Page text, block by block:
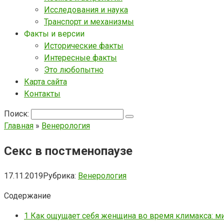
Исследования и наука
Транспорт и механизмы
Факты и версии
Исторические факты
Интересные факты
Это любопытно
Карта сайта
Контакты
Поиск:
Главная » Венерология
Секс в постменопаузе
17.11.2019Рубрика: Венерология
Содержание
1 Как ощущает себя женщина во время климакса: